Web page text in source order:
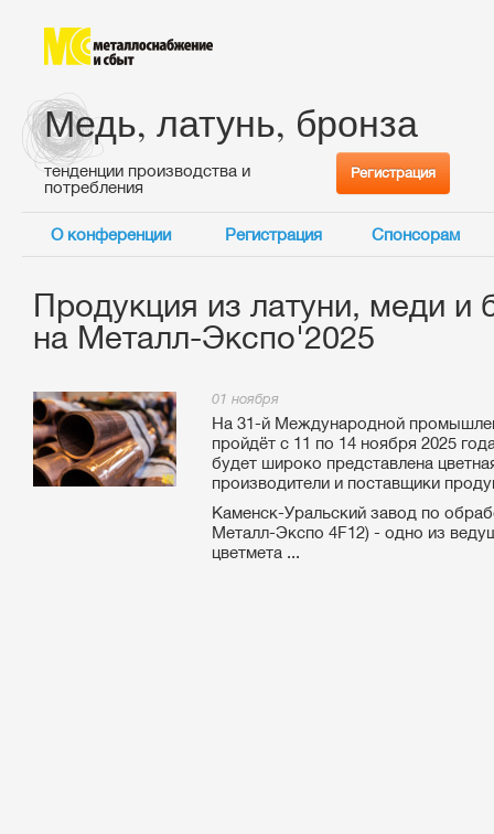
Медь, латунь, бронза
тенденции производства и
потребления
Регистрация
О конференции Регистрация Спонсорам
Продукция из латуни, меди и
на Металл-Экспо'2025
01 ноября
На 31-й Международной
пройдёт с 11 по 14 ноября 2025
будет широко представлена
производители и поставщики
Каменск-Уральский завод по
Металл-Экспо 4F12) - одно из
цветмета ...